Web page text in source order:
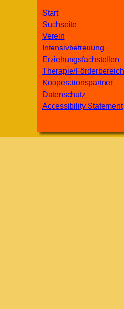
Start
Suchseite
Verein
Intensivbetreuung
Erziehungsfachstellen
Therapie/Förderbereich
Kooperationspartner
Datenschutz
Accessibility Statement